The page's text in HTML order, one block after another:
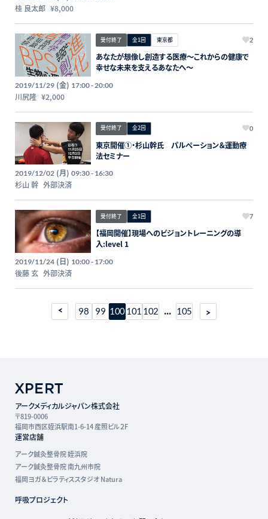
桂 良太郎 ¥8,000
受付終了 全1回 東京都 2
あなたが想像し創造する医療〜これからの健康で
幸せな未来を支えるあなたへ〜
2019/11/29 (金) 17:00 - 20:00
川尻隆 ¥2,000
受付終了 全2回 0
東京開催①・杉山幹氏 パルペーション＆運動療
法セミナー
2019/12/02 (月) 09:30 - 16:30
杉山 幹 外部決済
受付終了 全1回 7
【福岡開催】現場へのビジョントレーニングの導
入:level 1
2019/11/24 (日) 10:00 - 17:00
後藤 玄 外部決済
98 99 100101 102 ... 105
アークメディカルジャパン株式会社
〒819-0006
福岡市西区姪浜駅南1-6-14 産照ビル２F
運営店舗
アーク鍼灸整骨院 姪浜院
アーク鍼灸整骨院 南九州市院
福岡ヨガ＆ピラティススタジオ Natura
呼吸プロジェクト